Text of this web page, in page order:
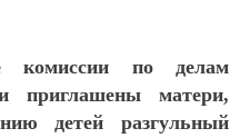
комиссии по делам
приглашены матери,
детей разгульный